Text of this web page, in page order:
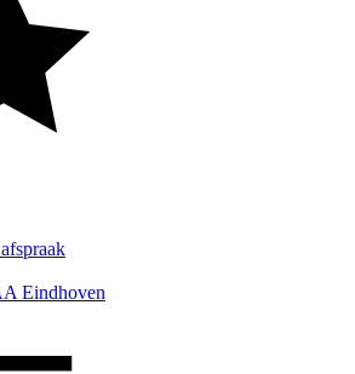
Eindhoven